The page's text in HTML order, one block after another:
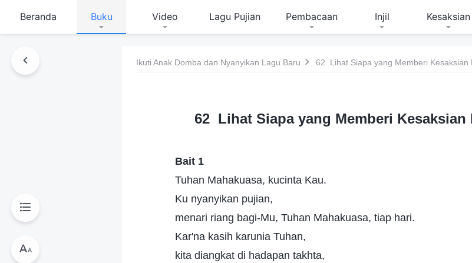
Beranda Buku Video Lagu Pujian Pembacaan Injil Kesaksian
Ikuti Anak Domba dan Nyanyikan Lagu Baru 62 Lihat Siapa yang Memberi Kesaksian
62 Lihat Siapa yang Memberi Kesaksian
Bait 1
Tuhan Mahakuasa, kucinta Kau.
Ku nyanyikan pujian,
menari riang bagi-Mu, Tuhan Mahakuasa, tiap hari.
Kar'na kasih karunia Tuhan,
kita diangkat di hadapan takhta,